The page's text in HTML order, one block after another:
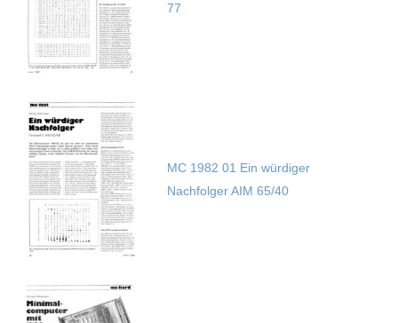
77
MC 1982 01 Ein würdiger
Nachfolger AIM 65/40